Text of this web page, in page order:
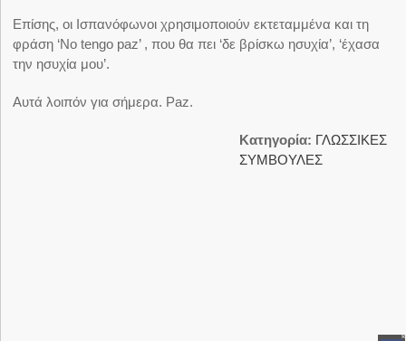
Επίσης, οι Ισπανόφωνοι χρησιμοποιούν εκτεταμμένα και τη
φράση ‘No tengo paz’ , που θα πει ‘δε βρίσκω ησυχία’, ‘έχασα
την ησυχία μου’.
Αυτά λοιπόν για σήμερα. Paz.
Κατηγορία: ΓΛΩΣΣΙΚΕΣ
ΣΥΜΒΟΥΛΕΣ